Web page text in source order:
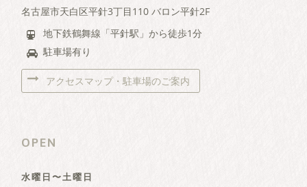
名古屋市天白区平針3丁目110 バロン平針2F
地下鉄鶴舞線「平針駅」から徒歩1分
駐車場有り
アクセスマップ・駐車場のご案内
OPEN
水曜日〜土曜日